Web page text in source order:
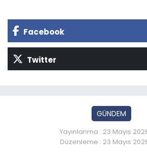
Facebook
Twitter
GÜNDEM
Yayınlanma : 23 Mayıs
Düzenleme : 23 Mayıs